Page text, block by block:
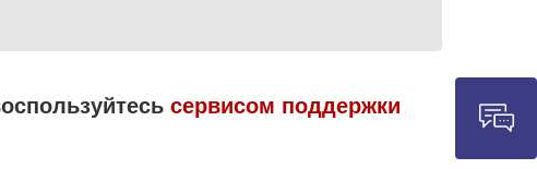
сервисом поддержки